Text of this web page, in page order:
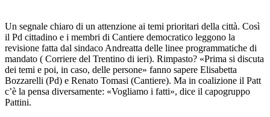
Un segnale chiaro di un attenzione ai temi prioritari della città. Così
il Pd cittadino e i membri di Cantiere democratico leggono la
revisione fatta dal sindaco Andreatta delle linee programmatiche di
mandato ( Corriere del Trentino di ieri). Rimpasto? «Prima si discuta
dei temi e poi, in caso, delle persone» fanno sapere Elisabetta
Bozzarelli (Pd) e Renato Tomasi (Cantiere). Ma in coalizione il Patt
c’è la pensa diversamente: «Vogliamo i fatti», dice il capogruppo
Pattini.